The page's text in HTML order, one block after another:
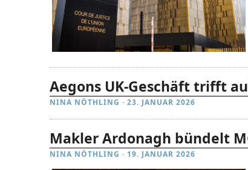
Aegons UK-Geschäft trifft
NINA NÖTHLING · 23. JANUAR 2026
Makler Ardonagh bündelt
NINA NÖTHLING · 19. JANUAR 2026